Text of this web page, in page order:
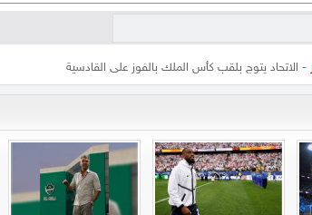
- الاتحاد يتوج بلقب كأس الملك بالفوز على القادسية